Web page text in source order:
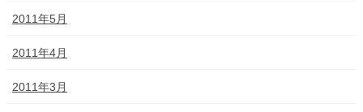
2011年5月
2011年4月
2011年3月